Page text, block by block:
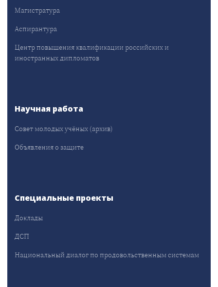
Магистратура
Аспирантура
Центр повышения квалификации российских и
иностранных дипломатов
Научная работа
Совет молодых учёных (архив)
Объявления о защите
Специальные проекты
Доклады
ДСП
Национальный диалог по продовольственным системам